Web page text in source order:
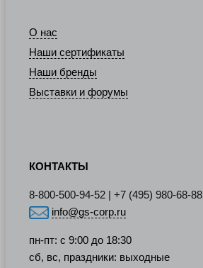
О нас
Наши сертификаты
Наши бренды
Выставки и форумы
КОНТАКТЫ
8-800-500-94-52 | +7 (495) 980-68-88
info@gs-corp.ru
пн-пт: с 9:00 до 18:30
сб, вс, праздники: выходные